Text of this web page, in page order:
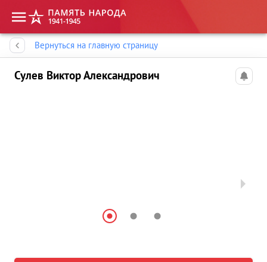
Вернуться на главную страницу
Сулев Виктор Александрович
Память народа